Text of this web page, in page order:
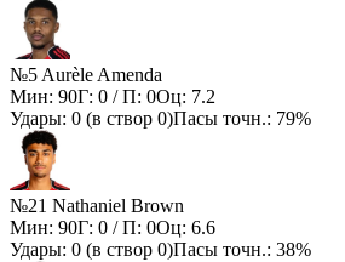
№5 Aurèle Amenda
Мин: 90Г: 0 / П: 0Оц: 7.2
Удары: 0 (в створ 0)Пасы точн.: 79%
№21 Nathaniel Brown
Мин: 90Г: 0 / П: 0Оц: 6.6
Удары: 0 (в створ 0)Пасы точн.: 38%